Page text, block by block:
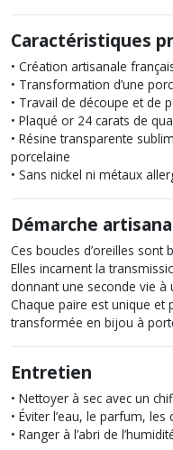
Caractéristiques
• Création artisanale
• Transformation d’une
• Travail de découpe et de
• Plaqué or 24 carats de
• Résine transparente
porcelaine
• Sans nickel ni métaux
Démarche
Ces boucles d’oreilles sont
Elles incarnent la
donnant une seconde vie à
Chaque paire est unique
transformée en bijou à
Entretien
• Nettoyer à sec avec un
• Éviter l’eau, le parfum,
• Ranger à l’abri de